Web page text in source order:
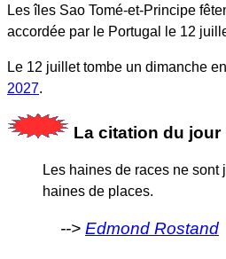
Les îles Sao Tomé-et-Principe
accordée par le Portugal le 12
Le 12 juillet tombe un dimanche en
2027.
La citation du jour
Les haines de races ne sont
haines de places.
Edmond Rostand